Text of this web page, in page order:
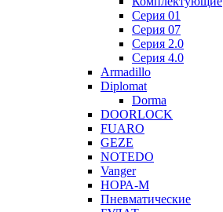
Серия 01
Серия 07
Серия 2.0
Серия 4.0
Armadillo
Diplomat
Dorma
DOORLOCK
FUARO
GEZE
NOTEDO
Vanger
НОРА-М
Пневматические